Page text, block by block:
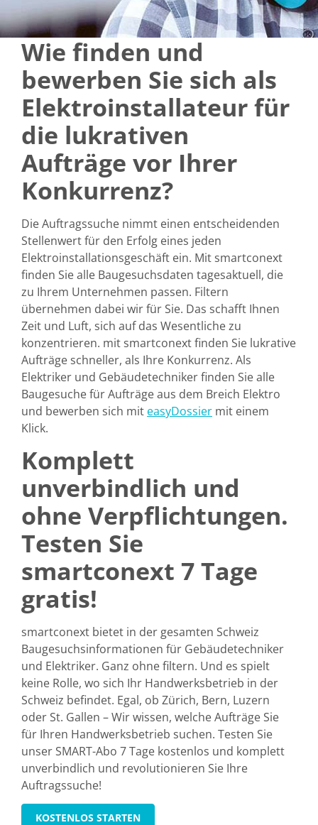
Wie finden und
bewerben Sie sich als
Elektroinstallateur für
die lukrativen
Aufträge vor Ihrer
Konkurrenz?
Die Auftragssuche nimmt einen entscheidenden
Stellenwert für den Erfolg eines jeden
Elektroinstallationsgeschäft ein. Mit smartconext
finden Sie alle Baugesuchsdaten tagesaktuell, die
zu Ihrem Unternehmen passen. Filtern
übernehmen dabei wir für Sie. Das schafft Ihnen
Zeit und Luft, sich auf das Wesentliche zu
konzentrieren. mit smartconext finden Sie lukrative
Aufträge schneller, als Ihre Konkurrenz. Als
Elektriker und Gebäudetechniker finden Sie alle
Baugesuche für Aufträge aus dem Breich Elektro
und bewerben sich mit easyDossier mit einem
Klick.
Komplett
unverbindlich und
ohne Verpflichtungen.
Testen Sie
smartconext 7 Tage
gratis!
smartconext bietet in der gesamten Schweiz
Baugesuchsinformationen für Gebäudetechniker
und Elektriker. Ganz ohne filtern. Und es spielt
keine Rolle, wo sich Ihr Handwerksbetrieb in der
Schweiz befindet. Egal, ob Zürich, Bern, Luzern
oder St. Gallen – Wir wissen, welche Aufträge Sie
für Ihren Handwerksbetrieb suchen. Testen Sie
unser SMART-Abo 7 Tage kostenlos und komplett
unverbindlich und revolutionieren Sie Ihre
Auftragssuche!
KOSTENLOS STARTEN